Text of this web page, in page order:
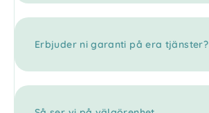
Erbjuder ni garanti på era tjänster?